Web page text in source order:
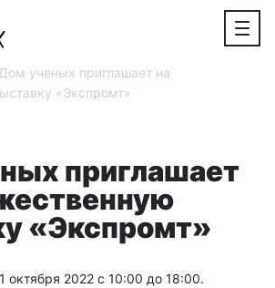
Дом ученых приглашает на
«Экспромт»
приглашает
«Экспромт»
октября 2022 с 10:00 до 18:00.